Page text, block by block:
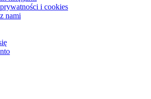
i cookies
nami